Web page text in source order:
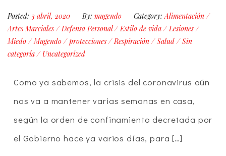
Posted: 3 abril, 2020 By: mugendo Category: Alimentación/
Artes Marciales/Defensa Personal/Estilo de vida/Lesiones/
Miedo/Mugendo/protecciones/Respiración/Salud/Sin
categoría/ Uncategorized
Como ya sabemos, la crisis del coronavirus aún
nos va a mantener varias semanas en casa,
según la orden de confinamiento decretada por
el Gobierno hace ya varios días, para […]